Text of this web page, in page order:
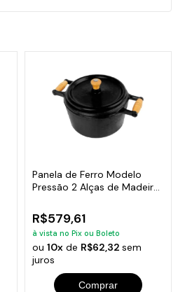
Panela de Ferro Modelo
Pressão 2 Alças de Madeira
R$579,61
à vista no Pix ou Boleto
ou 10xde R$62,32 sem
juros
Comprar